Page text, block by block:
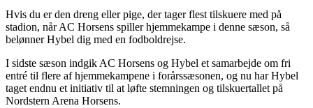
Hvis du er den dreng eller pige, der tager flest tilskuere med på
stadion, når AC Horsens spiller hjemmekampe i denne sæson, så
belønner Hybel dig med en fodboldrejse.
I sidste sæson indgik AC Horsens og Hybel et samarbejde om fri
entré til flere af hjemmekampene i forårssæsonen, og nu har Hybel
taget endnu et initiativ til at løfte stemningen og tilskuertallet på
Nordstern Arena Horsens.